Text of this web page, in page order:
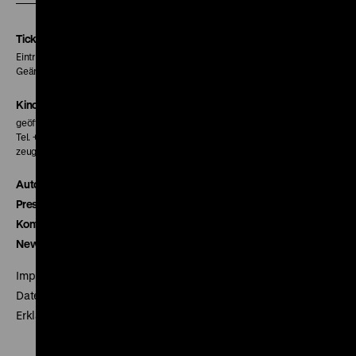
Tickets
Eintritt 5 €
Geänderte Preise sind im Programm vermerkt.
Kinokasse
geöffnet 30 Minuten vor Beginn der ersten Vorstellung
Tel. + 49 30 20304-770
zeughauskino@dhm.de
Autor*innen
Presse
Kontakt
Newsletter
Impressum
Datenschutz
Erklärung digitale Barrierefreiheit